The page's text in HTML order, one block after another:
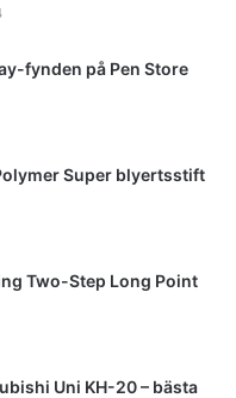
fynden på Pen Store
Super blyertsstift
Two-Step Long Point
Uni KH-20 – bästa